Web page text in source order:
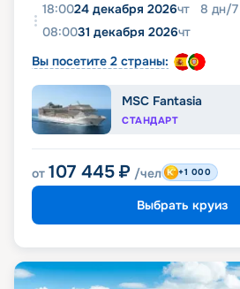
18:0024 декабря 2026чт 8 дн/7
08:0031 декабря 2026чт
Вы посетите 2 страны:
MSC Fantasia
СТАНДАРТ
от 107 445 ₽ /чел +1 000
Выбрать круиз